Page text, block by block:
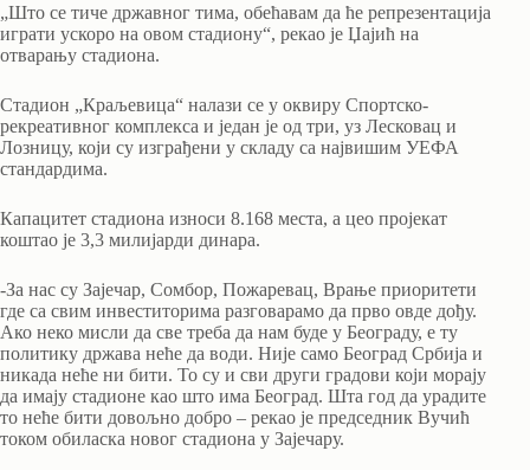
„Што се тиче државног тима, обећавам да ће репрезентација
играти ускоро на овом стадиону“, рекао је Џајић на
отварању стадиона.
Стадион „Краљевица“ налази се у оквиру Спортско-
рекреативног комплекса и један је од три, уз Лесковац и
Лозницу, који су изграђени у складу са највишим УЕФА
стандардима.
Капацитет стадиона износи 8.168 места, а цео пројекат
коштао је 3,3 милијарди динара.
-За нас су Зајечар, Сомбор, Пожаревац, Врање приоритети
где са свим инвеститорима разговарамо да прво овде дођу.
Ако неко мисли да све треба да нам буде у Београду, е ту
политику држава неће да води. Није само Београд Србија и
никада неће ни бити. То су и сви други градови који морају
да имају стадионе као што има Београд. Шта год да урадите
то неће бити довољно добро – рекао је председник Вучић
током обиласка новог стадиона у Зајечару.